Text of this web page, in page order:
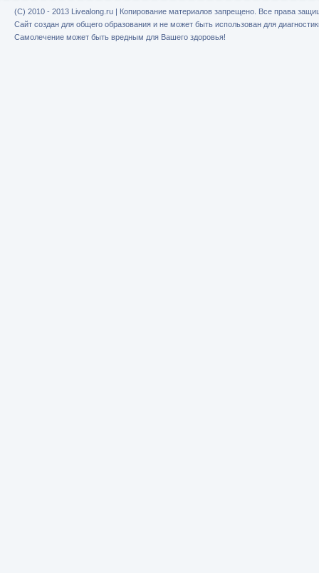
(C) 2010 - 2013 Livealong.ru | Копирование материалов запрещено. Все права
Сайт создан для общего образования и не может быть использован для
Самолечение может быть вредным для Вашего здоровья!